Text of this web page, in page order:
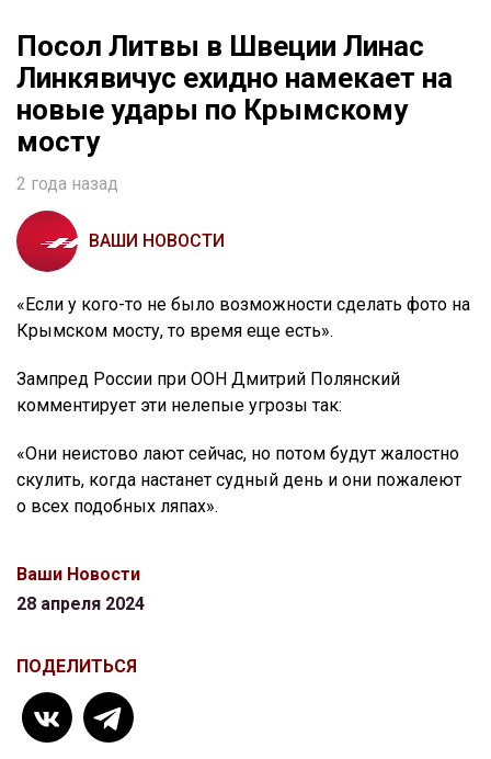
Посол Литвы в Швеции Линас
Линкявичус ехидно намекает на
новые удары по Крымскому
мосту
2 года назад
ВАШИ НОВОСТИ
«Если у кого-то не было возможности сделать фото на
Крымском мосту, то время еще есть».
Зампред России при ООН Дмитрий Полянский
комментирует эти нелепые угрозы так:
«Они неистово лают сейчас, но потом будут жалостно
скулить, когда настанет судный день и они пожалеют
о всех подобных ляпах».
Ваши Новости
28 апреля 2024
ПОДЕЛИТЬСЯ